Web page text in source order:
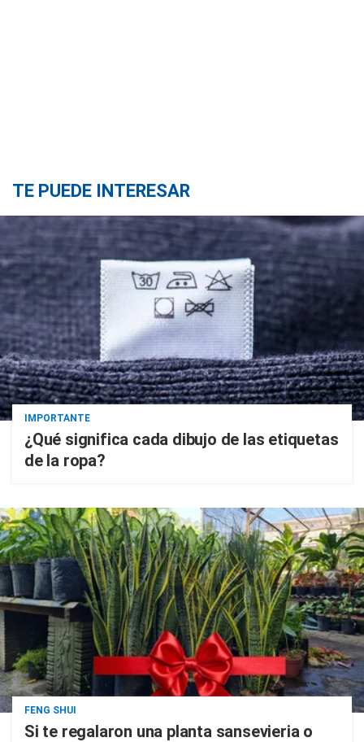
TE PUEDE INTERESAR
IMPORTANTE
¿Qué significa cada dibujo de las etiquetas
de la ropa?
FENG SHUI
Si te regalaron una planta sansevieria o